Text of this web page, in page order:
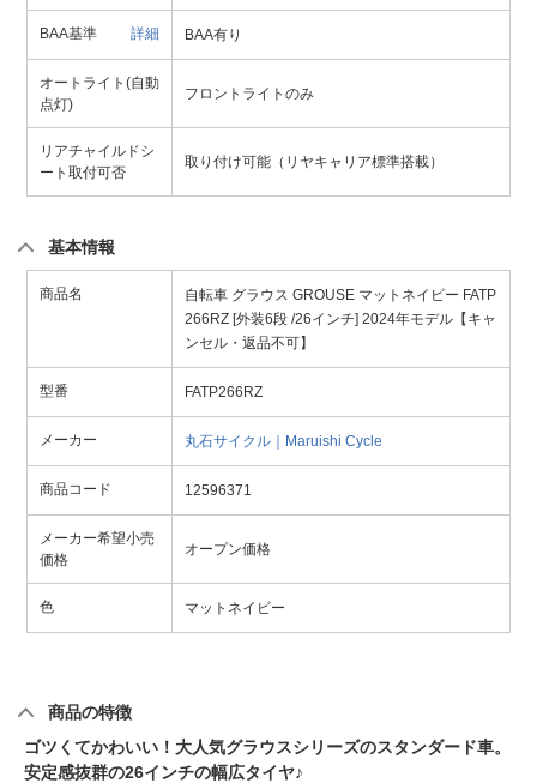
BAA基準 詳細 BAA有り
オートライト(自動
点灯)
フロントライトのみ
リアチャイルドシ
ート取付可否
取り付け可能（リヤキャリア標準搭載）
基本情報
商品名
自転車 グラウス GROUSE マットネイビー FATP
266RZ [外装6段 /26インチ] 2024年モデル【キャ
ンセル・返品不可】
型番 FATP266RZ
メーカー 丸石サイクル｜Maruishi Cycle
商品コード 12596371
メーカー希望小売
価格
オープン価格
色 マットネイビー
商品の特徴
ゴツくてかわいい！大人気グラウスシリーズのスタンダード車。
安定感抜群の26インチの幅広タイヤ♪